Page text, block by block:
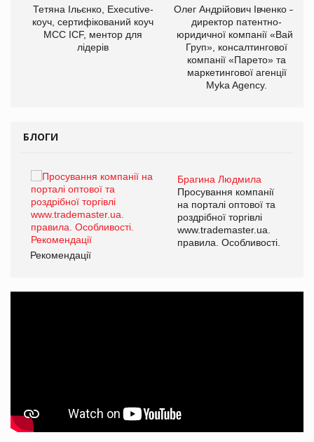
Тетяна Ільєнко, Executive-
коуч, сертифікований коуч
МСС ICF, ментор для
лідерів
Олег Андрійович Івченко —
директор патентно-
юридичної компанії «Вайз
Груп», консалтингової
компанії «Парето» та
маркетингової агенції
Myka Agency.
БЛОГИ
Брагина Людмила
Просування компанії
на порталі оптової та
роздрібної торгівлі
www.trademaster.ua.
правила. Особливості.
Рекомендації